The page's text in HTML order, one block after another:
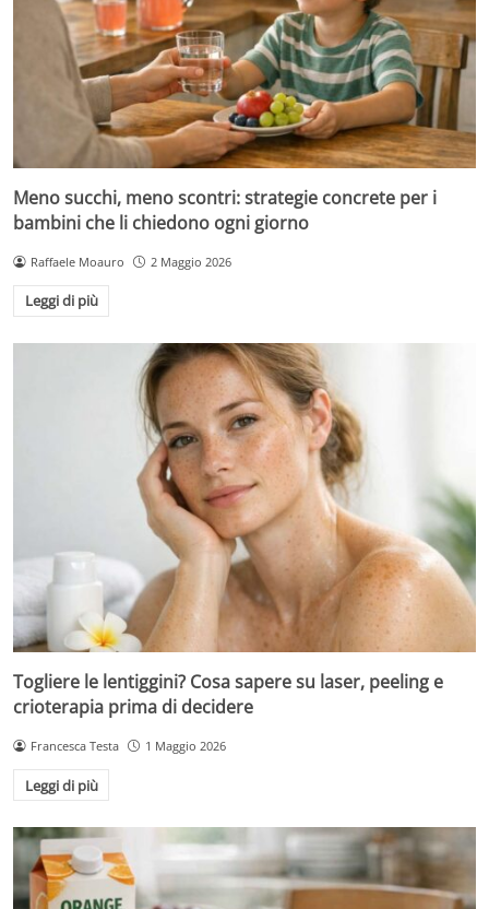
Meno succhi, meno scontri: strategie concrete per i
bambini che li chiedono ogni giorno
Raffaele Moauro 2 Maggio 2026
Leggi di più
Togliere le lentiggini? Cosa sapere su laser, peeling e
crioterapia prima di decidere
Francesca Testa 1 Maggio 2026
Leggi di più